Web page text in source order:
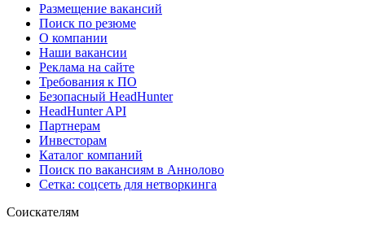
Размещение вакансий
Поиск по резюме
О компании
Наши вакансии
Реклама на сайте
Требования к ПО
Безопасный HeadHunter
HeadHunter API
Партнерам
Инвесторам
Каталог компаний
Поиск по вакансиям в Аннолово
Сетка: соцсеть для нетворкинга
Соискателям